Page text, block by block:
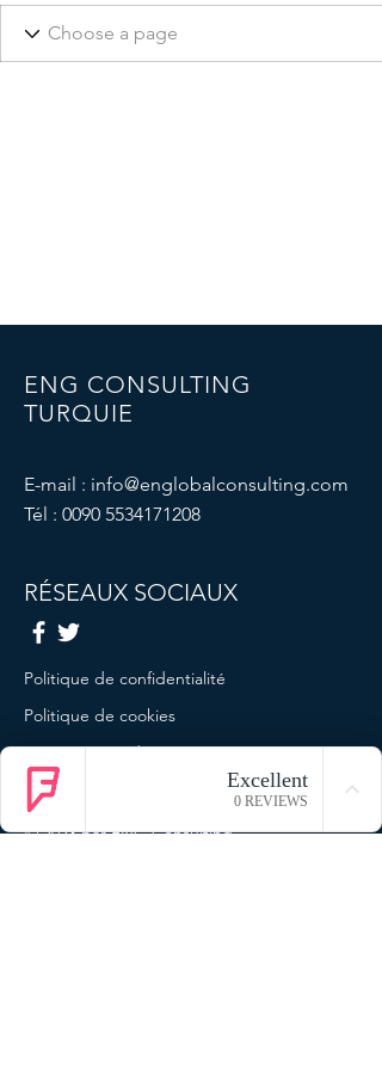
ENG CONSULTING
TURQUIE
E-mail : info@englobalconsulting.com
Tél : 0090 5534171208
RÉSEAUX SOCIAUX
Politique de confidentialité
Politique de cookies
Termes et conditions
Mentions légales
© 2023 par ENG Consulting